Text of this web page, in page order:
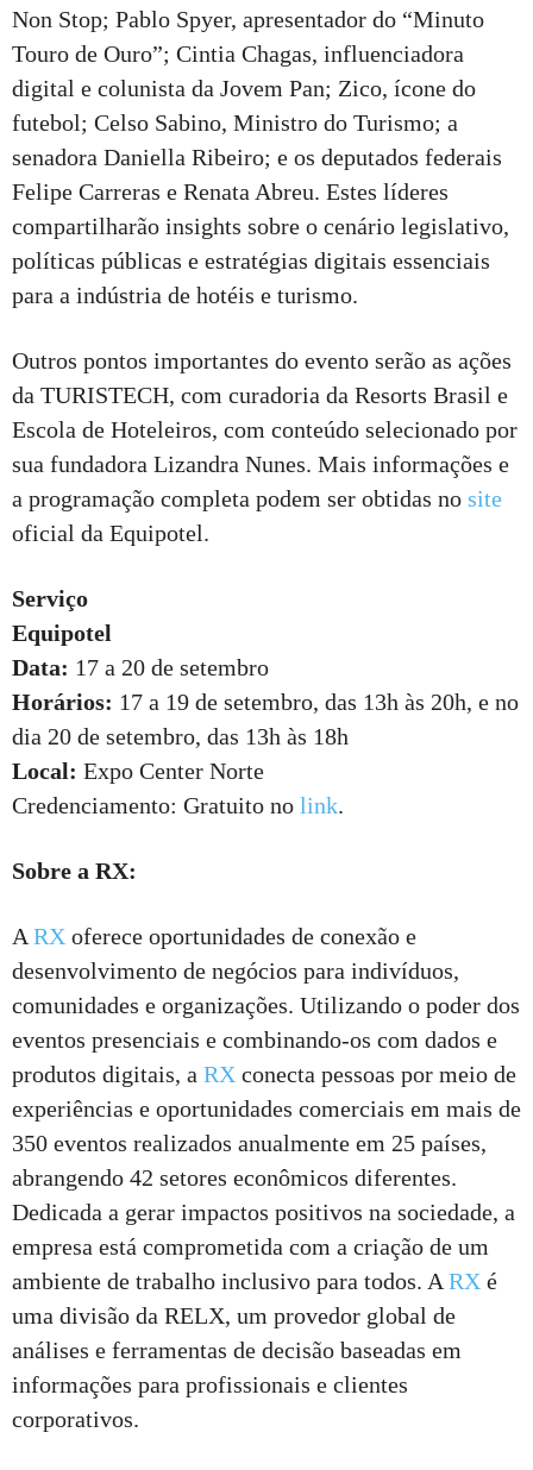
Non Stop; Pablo Spyer, apresentador do “Minuto
Touro de Ouro”; Cintia Chagas, influenciadora
digital e colunista da Jovem Pan; Zico, ícone do
futebol; Celso Sabino, Ministro do Turismo; a
senadora Daniella Ribeiro; e os deputados federais
Felipe Carreras e Renata Abreu. Estes líderes
compartilharão insights sobre o cenário legislativo,
políticas públicas e estratégias digitais essenciais
para a indústria de hotéis e turismo.
Outros pontos importantes do evento serão as ações
da TURISTECH, com curadoria da Resorts Brasil e
Escola de Hoteleiros, com conteúdo selecionado por
sua fundadora Lizandra Nunes. Mais informações e
a programação completa podem ser obtidas no site
oficial da Equipotel.
Serviço
Equipotel
Data: 17 a 20 de setembro
Horários: 17 a 19 de setembro, das 13h às 20h, e no
dia 20 de setembro, das 13h às 18h
Local: Expo Center Norte
Credenciamento: Gratuito no link.
Sobre a RX:
A RX oferece oportunidades de conexão e
desenvolvimento de negócios para indivíduos,
comunidades e organizações. Utilizando o poder dos
eventos presenciais e combinando-os com dados e
produtos digitais, a RX conecta pessoas por meio de
experiências e oportunidades comerciais em mais de
350 eventos realizados anualmente em 25 países,
abrangendo 42 setores econômicos diferentes.
Dedicada a gerar impactos positivos na sociedade, a
empresa está comprometida com a criação de um
ambiente de trabalho inclusivo para todos. A RX é
uma divisão da RELX, um provedor global de
análises e ferramentas de decisão baseadas em
informações para profissionais e clientes
corporativos.